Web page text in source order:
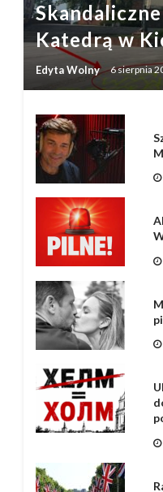
Katedrą w
Edyta Wolny 6 sierpnia